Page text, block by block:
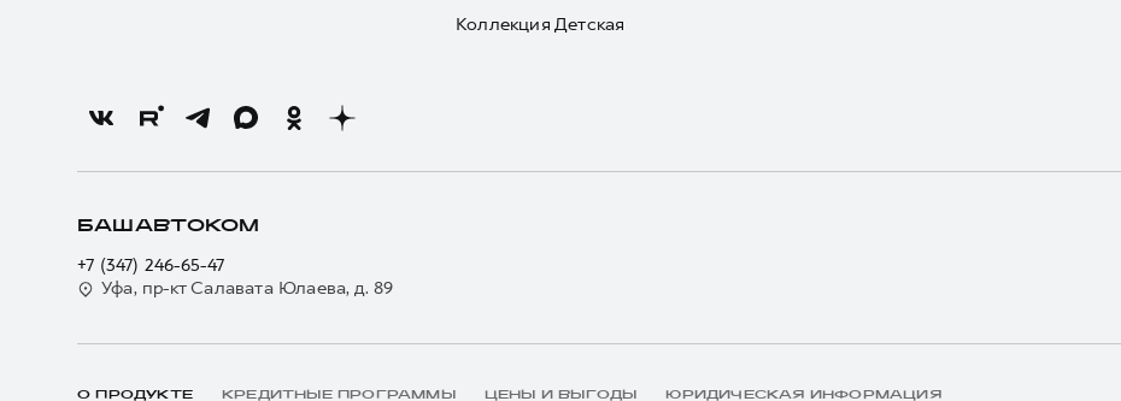
Коллекция Детская
БАШАВТОКОМ
+7 (347) 246-65-47
Уфа, пр-кт Салавата Юлаева, д. 89
О ПРОДУКТЕ КРЕДИТНЫЕ ПРОГРАММЫ ЦЕНЫ И ВЫГОДЫ ЮРИДИЧЕСКАЯ ИНФОРМАЦИЯ